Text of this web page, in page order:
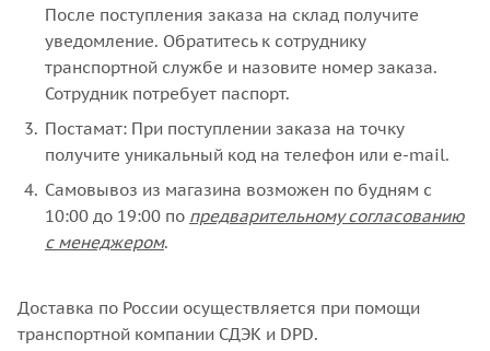
После поступления заказа на склад получите
уведомление. Обратитесь к сотруднику
транспортной службе и назовите номер заказа.
Сотрудник потребует паспорт.
Постамат: При поступлении заказа на точку
получите уникальный код на телефон или e-mail.
Самовывоз из магазина возможен по будням с
10:00 до 19:00 по предварительному согласованию
с менеджером.
Доставка по России осуществляется при помощи
транспортной компании СДЭК и DPD.